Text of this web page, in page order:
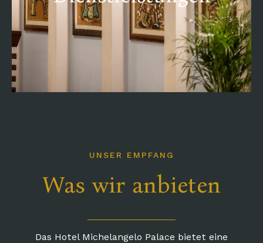
UNSER EMPFANG
Was wir anbieten
Das Hotel Michelangelo Palace bietet eine